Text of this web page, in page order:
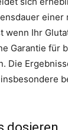
einer
wenn Ihr
Garantie für
Die